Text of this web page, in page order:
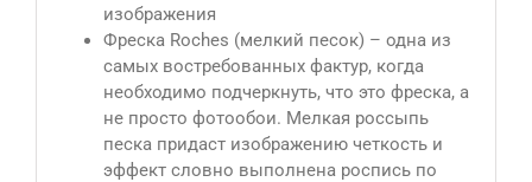
изображения
Фреска Roches (мелкий песок) – одна из
самых востребованных фактур, когда
необходимо подчеркнуть, что это фреска, а
не просто фотообои. Мелкая россыпь
песка придаст изображению четкость и
эффект словно выполнена роспись по